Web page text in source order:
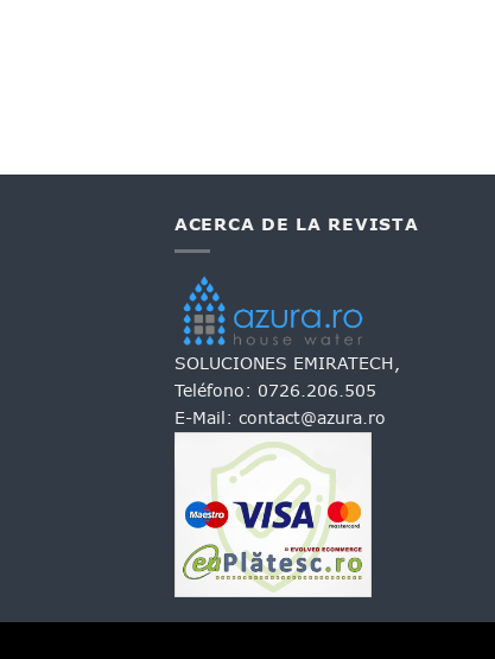
ACERCA DE LA REVISTA
SOLUCIONES EMIRATECH,
Teléfono: 0726.206.505
E-Mail: contact@azura.ro